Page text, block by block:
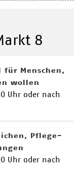
8
für Menschen,
wollen
Uhr oder nach
Pflege-
Uhr oder nach